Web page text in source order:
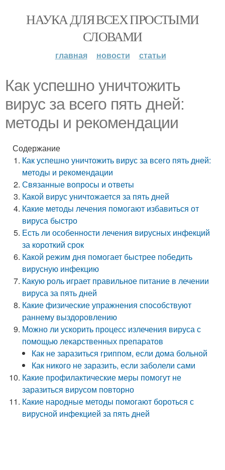
НАУКА ДЛЯ ВСЕХ ПРОСТЫМИ
СЛОВАМИ
главная новости статьи
Как успешно уничтожить
вирус за всего пять дней:
методы и рекомендации
Содержание
Как успешно уничтожить вирус за всего пять дней:
методы и рекомендации
Связанные вопросы и ответы
Какой вирус уничтожается за пять дней
Какие методы лечения помогают избавиться от
вируса быстро
Есть ли особенности лечения вирусных инфекций
за короткий срок
Какой режим дня помогает быстрее победить
вирусную инфекцию
Какую роль играет правильное питание в лечении
вируса за пять дней
Какие физические упражнения способствуют
раннему выздоровлению
Можно ли ускорить процесс излечения вируса с
помощью лекарственных препаратов
Как не заразиться гриппом, если дома больной
Как никого не заразить, если заболели сами
Какие профилактические меры помогут не
заразиться вирусом повторно
Какие народные методы помогают бороться с
вирусной инфекцией за пять дней